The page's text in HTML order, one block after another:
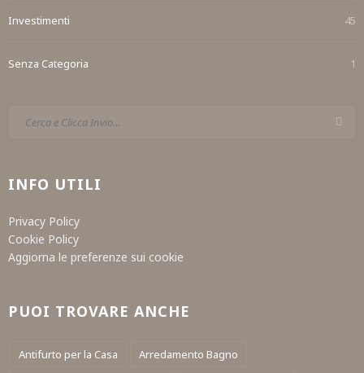
Investimenti 45
Senza Categoria 1
INFO UTILI
Privacy Policy
Cookie Policy
Aggiorna le preferenze sui cookie
PUOI TROVARE ANCHE
Antifurto per la Casa
Arredamento Bagno